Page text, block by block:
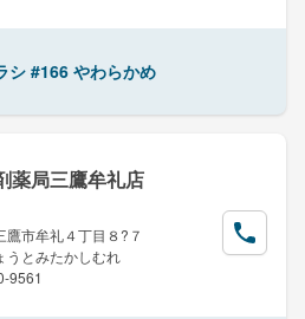
シ #166 やわらかめ
薬局三鷹牟礼店
鷹市牟礼４丁目８?７
うとみたかしむれ
9561